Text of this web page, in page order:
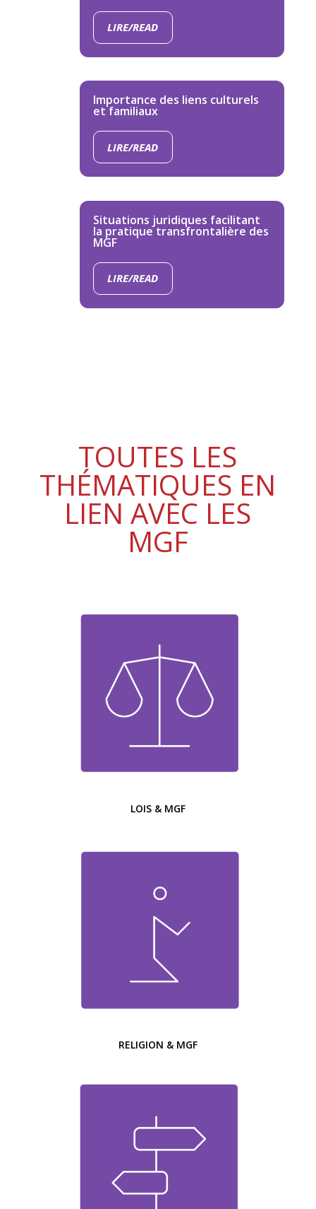
LIRE/READ
Importance des liens culturels
et familiaux
LIRE/READ
Situations juridiques facilitant
la pratique transfrontalière des
MGF
LIRE/READ
TOUTES LES
THÉMATIQUES EN
LIEN AVEC LES
MGF
LOIS & MGF
RELIGION & MGF